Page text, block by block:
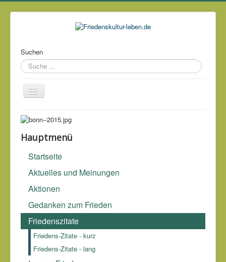
Suchen
Über mich
Kontakt
Links
Archiv
Für die Bösen dient alles als Vorwand.
Hauptmenü
Startseite
Aktuelles und Meinungen
Aktionen
Gedanken zum Frieden
Friedenszitate
Friedens-Zitate - kurz
Friedens-Zitate - lang